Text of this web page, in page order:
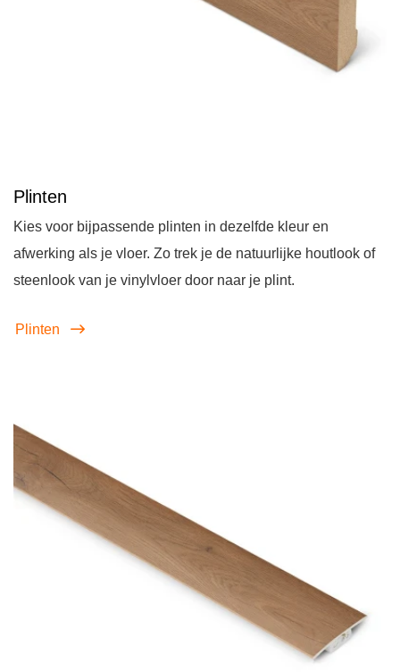
Plinten
Kies voor bijpassende plinten in dezelfde kleur en
afwerking als je vloer. Zo trek je de natuurlijke houtlook of
steenlook van je vinylvloer door naar je plint.
Plinten